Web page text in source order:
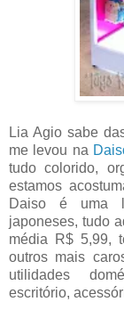
Lia Agio sabe
me levou na
tudo colorido,
estamos
Daiso é uma
japoneses, tudo
média R$ 5,99,
outros mais
utilidades
escritório,